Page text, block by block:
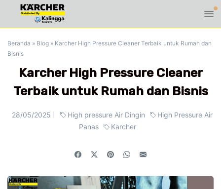
Beranda » Blog » Karcher High Pressure Cleaner Terbaik untuk Rumah dan
Bisnis
Karcher High Pressure Cleaner
Terbaik untuk Rumah dan Bisnis
28/05/2025 High pressure Air Dingin
High Pressure Air
Panas
Karcher